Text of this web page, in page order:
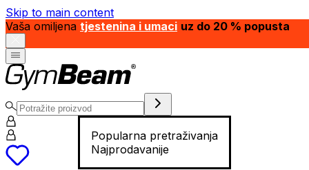
Skip to main content
Vaša omiljena tjestenina i umaci uz do 20 % popusta
Popularna pretraživanja
Najprodavanije